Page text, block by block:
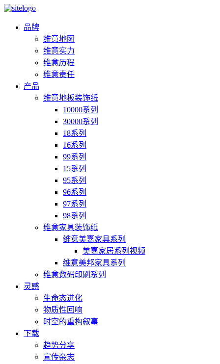
品牌
维意地图
维意实力
维意历程
维意责任
产品
维意地板装饰纸
10000系列
30000系列
18系列
16系列
99系列
15系列
95系列
96系列
97系列
98系列
维意家具装饰纸
维意美嘉家具系列
美嘉家居系列视频
维意美邦家具系列
维意数码印刷系列
灵感
生命态进化
物质性回响
时空的重构叙事
下载
趋势分享
宣传杂志